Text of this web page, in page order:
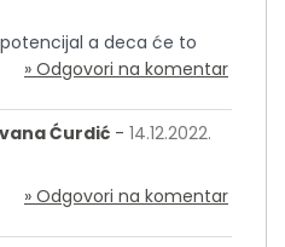
a deca će to
» Odgovori na komentar
Ćurdić - 14.12.2022.
» Odgovori na komentar